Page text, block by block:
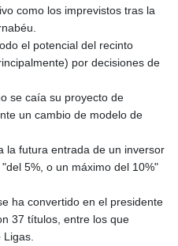
como los imprevistos tras la
el potencial del recinto
por decisiones de
se caía su proyecto de
un cambio de modelo de
la futura entrada de un inversor
5%, o un máximo del 10%"
ha convertido en el presidente
37 títulos, entre los que